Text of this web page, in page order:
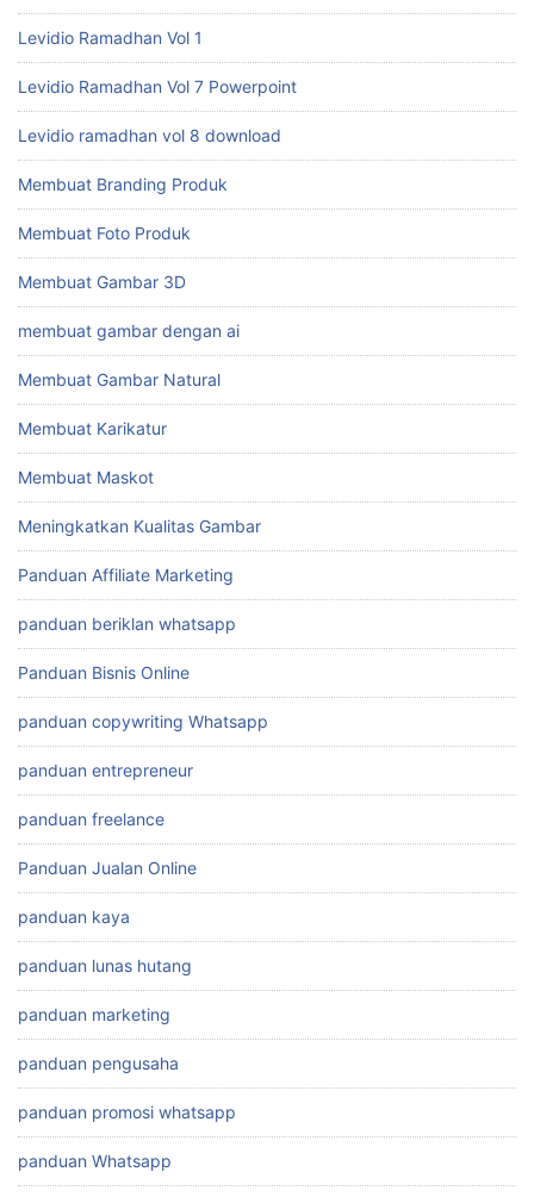
Levidio Ramadhan Vol 1
Levidio Ramadhan Vol 7 Powerpoint
Levidio ramadhan vol 8 download
Membuat Branding Produk
Membuat Foto Produk
Membuat Gambar 3D
membuat gambar dengan ai
Membuat Gambar Natural
Membuat Karikatur
Membuat Maskot
Meningkatkan Kualitas Gambar
Panduan Affiliate Marketing
panduan beriklan whatsapp
Panduan Bisnis Online
panduan copywriting Whatsapp
panduan entrepreneur
panduan freelance
Panduan Jualan Online
panduan kaya
panduan lunas hutang
panduan marketing
panduan pengusaha
panduan promosi whatsapp
panduan Whatsapp